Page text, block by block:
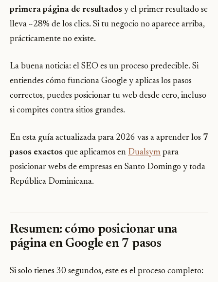
primera página de resultados y el primer resultado se
lleva ~28% de los clics. Si tu negocio no aparece arriba,
prácticamente no existe.
La buena noticia: el SEO es un proceso predecible. Si
entiendes cómo funciona Google y aplicas los pasos
correctos, puedes posicionar tu web desde cero, incluso
si compites contra sitios grandes.
En esta guía actualizada para 2026 vas a aprender los 7
pasos exactos que aplicamos en Dualsym para
posicionar webs de empresas en Santo Domingo y toda
República Dominicana.
Resumen: cómo posicionar una
página en Google en 7 pasos
Si solo tienes 30 segundos, este es el proceso completo: